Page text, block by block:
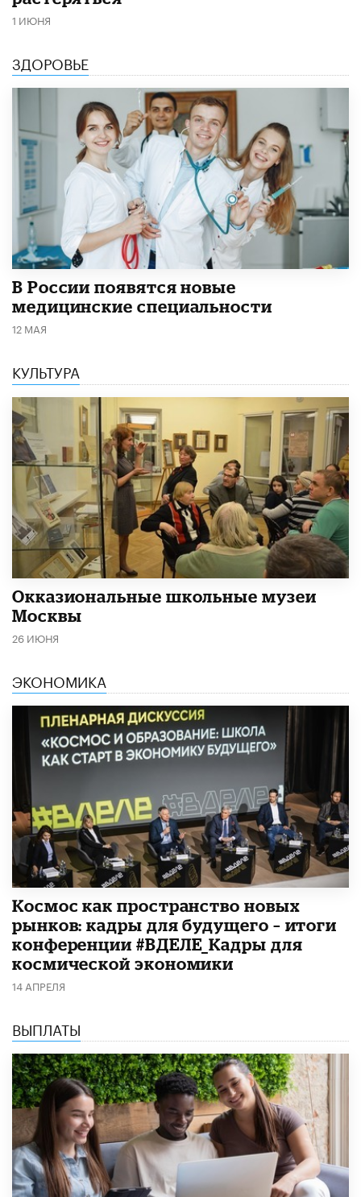
1 ИЮНЯ
ЗДОРОВЬЕ
В России появятся новые
медицинские специальности
12 МАЯ
КУЛЬТУРА
​Окказиональные школьные музеи
Москвы
26 ИЮНЯ
ЭКОНОМИКА
Космос как пространство новых
рынков: кадры для будущего – итоги
конференции #ВДЕЛЕ_Кадры для
космической экономики
14 АПРЕЛЯ
ВЫПЛАТЫ